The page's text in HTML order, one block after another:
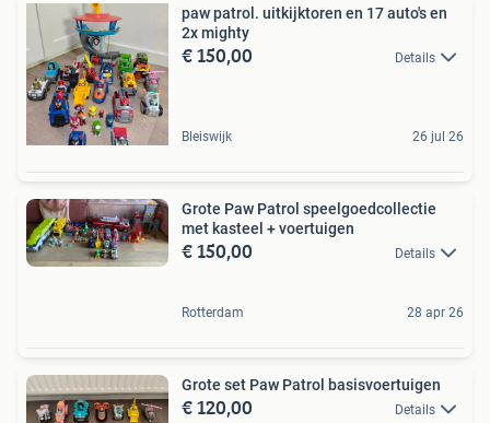
paw patrol. uitkijktoren en 17 auto's en
2x mighty
€ 150,00 Details
Bleiswijk 26 jul 26
Grote Paw Patrol speelgoedcollectie
met kasteel + voertuigen
€ 150,00 Details
Rotterdam 28 apr 26
Grote set Paw Patrol basisvoertuigen
€ 120,00 Details